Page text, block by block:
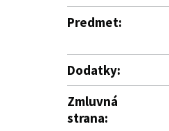
Predmet:
Dodatky:
Zmluvná
strana: